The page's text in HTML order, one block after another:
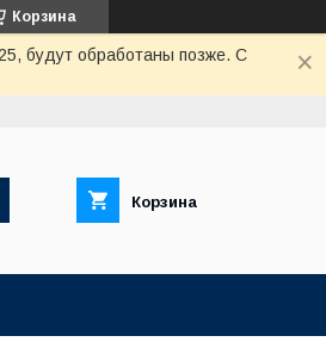
Корзина
будут обработаны позже. С
Корзина